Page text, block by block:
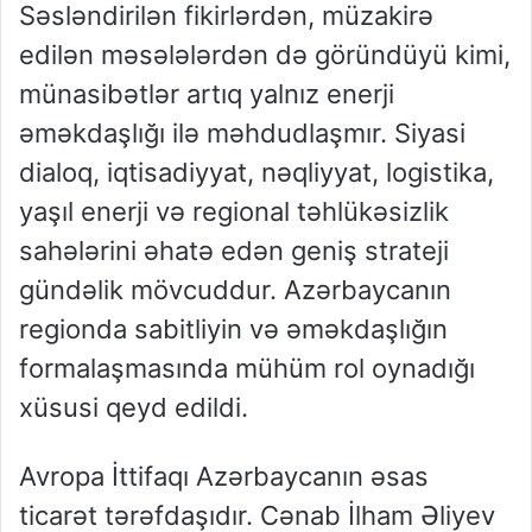
Səsləndirilən fikirlərdən, müzakirə
edilən məsələlərdən də göründüyü kimi,
münasibətlər artıq yalnız enerji
əməkdaşlığı ilə məhdudlaşmır. Siyasi
dialoq, iqtisadiyyat, nəqliyyat, logistika,
yaşıl enerji və regional təhlükəsizlik
sahələrini əhatə edən geniş strateji
gündəlik mövcuddur. Azərbaycanın
regionda sabitliyin və əməkdaşlığın
formalaşmasında mühüm rol oynadığı
xüsusi qeyd edildi.
Avropa İttifaqı Azərbaycanın əsas
ticarət tərəfdaşıdır. Cənab İlham Əliyev